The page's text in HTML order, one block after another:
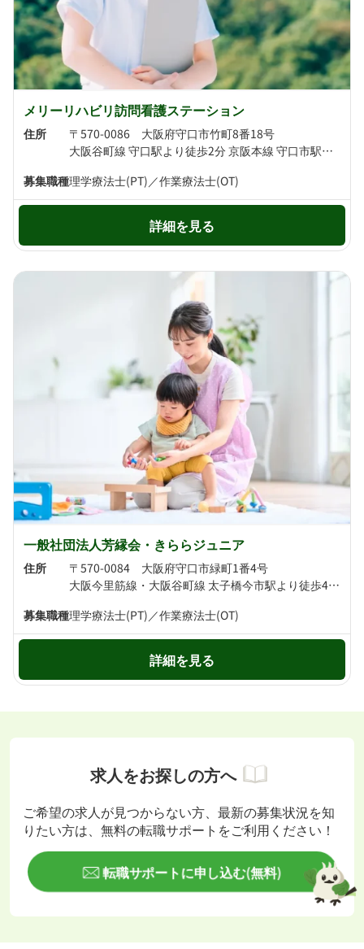
メリーリハビリ訪問看護ステーション
住所
〒570-0086 大阪府守口市竹町8番18号
大阪谷町線 守口駅より徒歩2分 京阪本線 守口市駅より徒歩6分
募集職種理学療法士(PT)／作業療法士(OT)
詳細を見る
一般社団法人芳縁会・きららジュニア
住所
〒570-0084 大阪府守口市緑町1番4号
大阪今里筋線・大阪谷町線 太子橋今市駅より徒歩4分 京阪本線 土居駅より徒歩6分
募集職種理学療法士(PT)／作業療法士(OT)
詳細を見る
求人をお探しの方へ
ご希望の求人が見つからない方、最新の募集状況を知
りたい方は、無料の転職サポートをご利用ください！
転職サポートに申し込む(無料)